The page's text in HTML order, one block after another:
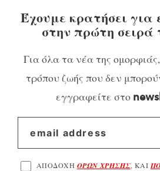
Έχουμε κρατήσει για
στην πρώτη σειρά
Για όλα τα νέα της
τρόπου ζωής που δεν
εγγραφείτε στο
ΑΠΟΔΟΧΗ ΟΡΩΝ ΧΡΗΣΗΣ, ΚΑΙ